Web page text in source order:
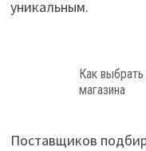
уникальным.
Как
магазина
Поставщиков